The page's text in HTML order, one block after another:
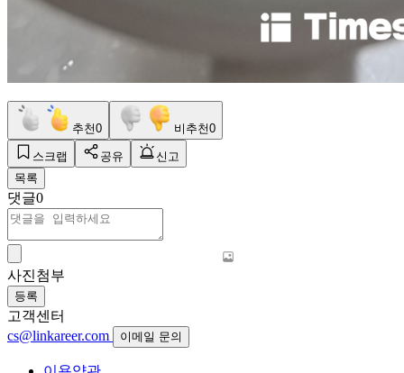
추천0 비추천0
스크랩 공유
신고
목록
댓글0
사진첨부
등록
고객센터
cs@linkareer.com
이메일 문의